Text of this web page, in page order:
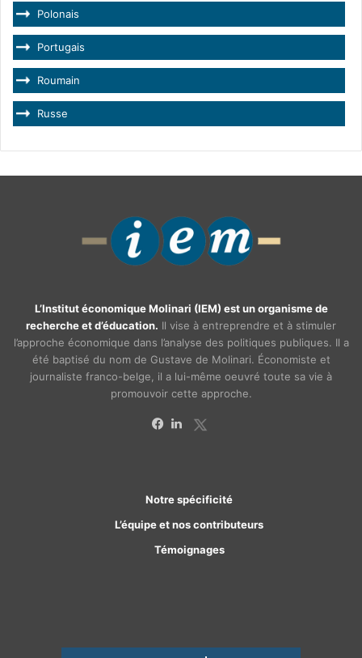
Polonais
Portugais
Roumain
Russe
L’Institut économique Molinari (IEM) est un organisme de
recherche et d’éducation. Il vise à entreprendre et à stimuler
l’approche économique dans l’analyse des politiques publiques. Il a
été baptisé du nom de Gustave de Molinari. Économiste et
journaliste franco-belge, il a lui-même oeuvré toute sa vie à
promouvoir cette approche.
Notre spécificité
L’équipe et nos contributeurs
Témoignages